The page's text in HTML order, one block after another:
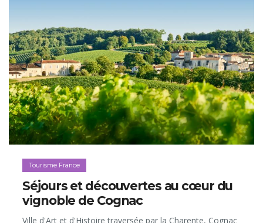
ancienne université de Pologne, vibre au rythme de ses
175.000 étudiants, qui animent ce fantastique petit
musée à ciel ouvert…
Tourisme France
Séjours et découvertes au cœur du
vignoble de Cognac
Ville d'Art et d'Histoire traversée par la Charente, Cognac